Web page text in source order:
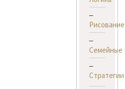
Рисование
Семейные
Стратегии